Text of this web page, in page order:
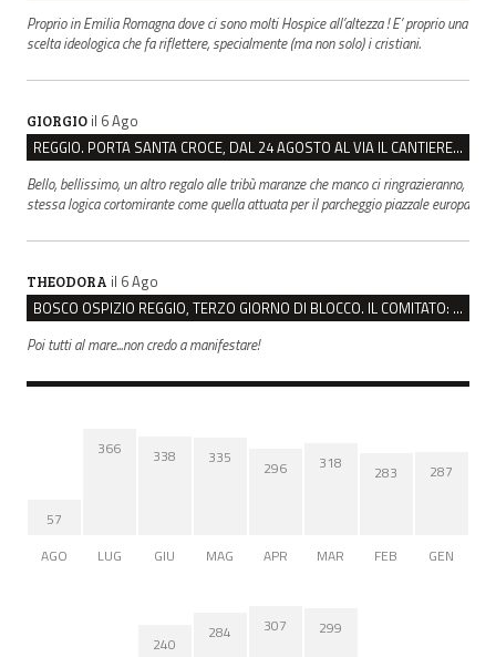
Proprio in Emilia Romagna dove ci sono molti Hospice all’altezza ! E’ proprio una
scelta ideologica che fa riflettere, specialmente (ma non solo) i cristiani.
GIORGIO il 6 Ago
REGGIO. PORTA SANTA CROCE, DAL 24 AGOSTO AL VIA IL CANTIERE PER IL NUOVO COLLETTORE FOGNARIO
Bello, bellissimo, un altro regalo alle tribù maranze che manco ci ringrazieranno,
stessa logica cortomirante come quella attuata per il parcheggio piazzale europa
THEODORA il 6 Ago
BOSCO OSPIZIO REGGIO, TERZO GIORNO DI BLOCCO. IL COMITATO: “PRESIDIO FINO A VENERDÌ”
Poi tutti al mare...non credo a manifestare!
57
AGO
366
LUG
338
GIU
335
MAG
296
APR
318
MAR
283
FEB
287
GEN
240
284 307 299